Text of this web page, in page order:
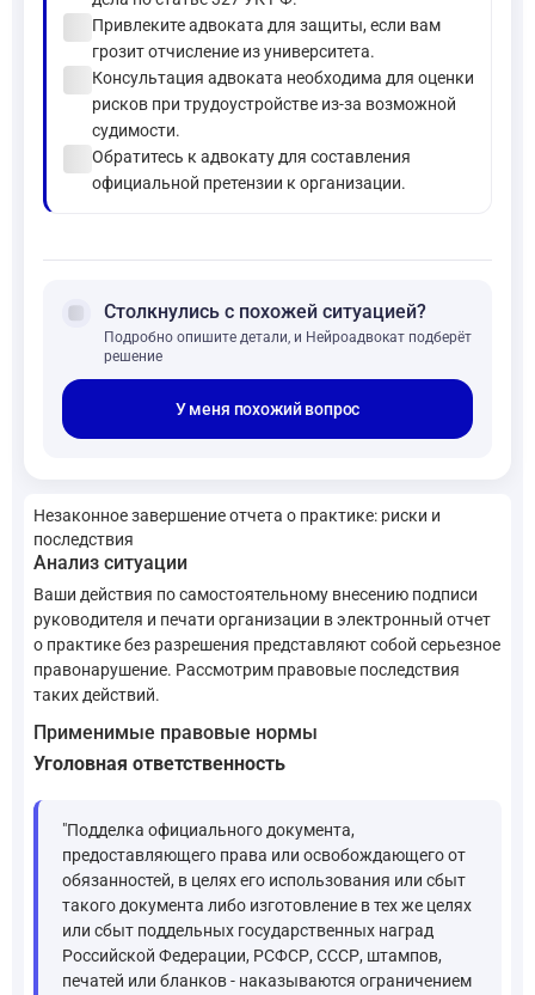
Привлеките адвоката для защиты, если вам
грозит отчисление из университета.
Консультация адвоката необходима для оценки
рисков при трудоустройстве из-за возможной
судимости.
Обратитесь к адвокату для составления
официальной претензии к организации.
forum Столкнулись с похожей ситуацией?
Подробно опишите детали, и Нейроадвокат подберёт
решение
У меня похожий вопрос
Незаконное завершение отчета о практике: риски и
последствия
Анализ ситуации
Ваши действия по самостоятельному внесению подписи
руководителя и печати организации в электронный отчет
о практике без разрешения представляют собой серьезное
правонарушение. Рассмотрим правовые последствия
таких действий.
Применимые правовые нормы
Уголовная ответственность
"Подделка официального документа,
предоставляющего права или освобождающего от
обязанностей, в целях его использования или сбыт
такого документа либо изготовление в тех же целях
или сбыт поддельных государственных наград
Российской Федерации, РСФСР, СССР, штампов,
печатей или бланков - наказываются ограничением